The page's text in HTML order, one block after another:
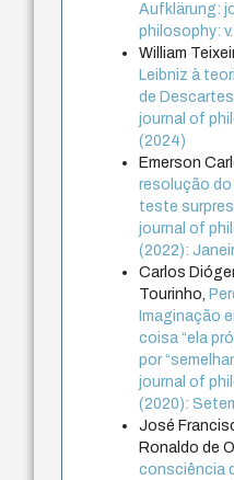
Aufklärung:
philosophy:
William
Leibniz à
de
journal of
(2024)
Emerson
resolução
teste
journal of
(2022):
Carlos
Tourinho,
Imaginação
coisa “ela
por
journal of
(2020):
José
Ronaldo de
consciência